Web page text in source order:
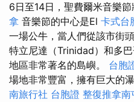
6日至14日，聖費爾米音樂節
拿 音樂節的中心是El 卡式台
一場公牛，當人們從該市街
特立尼達（Trinidad）和多
地區非常著名的島嶼。 台胞
場地非常豐富，擁有巨大的
南旅行社 台胞證 整復推拿南